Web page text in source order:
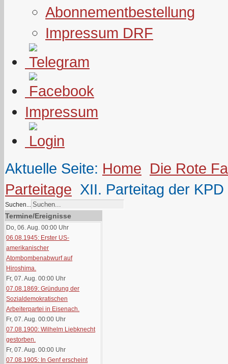
Abonnementbestellung
Impressum DRF
Impressum
Aktuelle Seite: Home Die Rote
Parteitage XII. Parteitag der KPD
Suchen...
Termine/Ereignisse
Do, 06. Aug. 00:00 Uhr
06.08.1945: Erster US-
amerikanischer
Atombombenabwurf auf
Hiroshima.
Fr, 07. Aug. 00:00 Uhr
07.08.1869: Gründung der
Sozialdemokratischen
Arbeiterpartei in Eisenach.
Fr, 07. Aug. 00:00 Uhr
07.08.1900: Wilhelm Liebknecht
gestorben.
Fr, 07. Aug. 00:00 Uhr
07.08.1905: In Genf erscheint